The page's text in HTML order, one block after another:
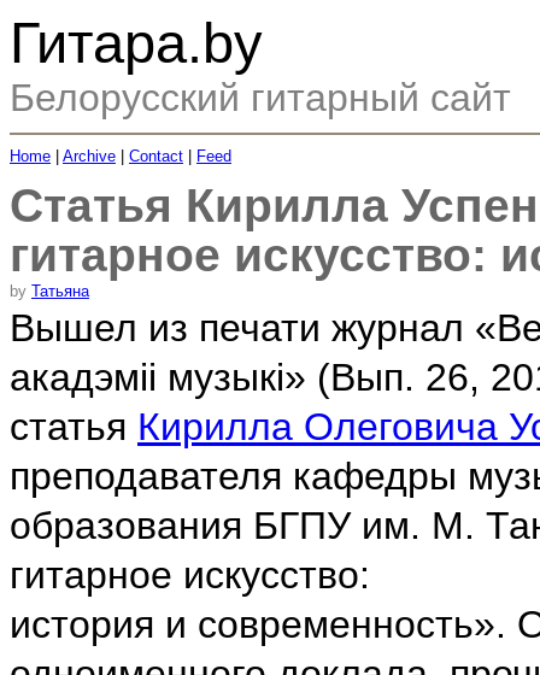
Гитара.by
Белорусский гитарный сайт
Home Archive Contact Feed
Статья Кирилла
гитарное искусство:
by Татьяна
Вышел из печати журнал
акадэміі музыкі» (Вып. 26,
статья Кирилла Олеговича
преподавателя кафедры
образования БГПУ им. М.
гитарное искусство:
история и современность».